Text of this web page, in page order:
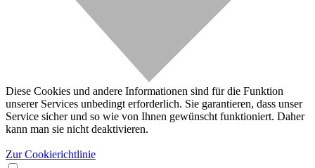
Diese Cookies und andere Informationen sind für die Funktion
unserer Services unbedingt erforderlich. Sie garantieren, dass unser
Service sicher und so wie von Ihnen gewünscht funktioniert. Daher
kann man sie nicht deaktivieren.
Zur Cookierichtlinie